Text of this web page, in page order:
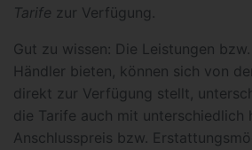
Tarife zur Verfügung.
Gut zu wissen: Die Leistungen
Händler bieten, können sich von
direkt zur Verfügung stellt,
die Tarife auch mit unterschiedlich
Anschlusspreis bzw.